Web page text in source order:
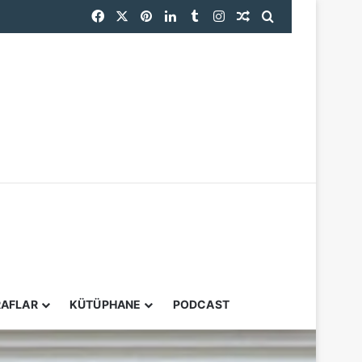
FacebookPinterestLinkedInTumblrInstagramRastgele Makale
KÜTÜPHANE PODCAST